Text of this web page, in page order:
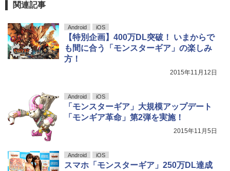
関連記事
Android iOS
【特別企画】400万DL突破！ いまからで
も間に合う「モンスターギア」の楽しみ
方！
2015年11月12日
Android iOS
「モンスターギア」大規模アップデート
「モンギア革命」第2弾を実施！
2015年11月5日
Android iOS
スマホ「モンスターギア」250万DL達成